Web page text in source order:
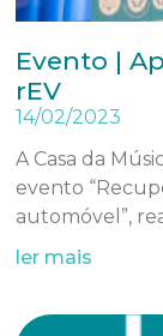
Evento |
rEV
14/02/2023
A Casa da
evento
automóvel”,
ler mais